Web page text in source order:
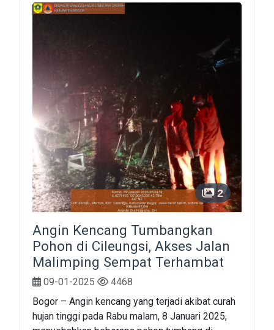
2
Angin Kencang Tumbangkan
Pohon di Cileungsi, Akses Jalan
Malimping Sempat Terhambat
09-01-2025
4468
Bogor – Angin kencang yang terjadi akibat curah
hujan tinggi pada Rabu malam, 8 Januari 2025,